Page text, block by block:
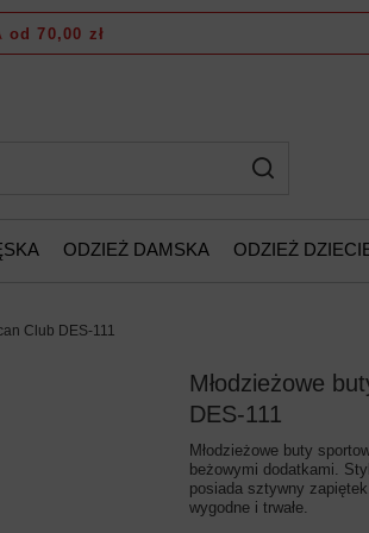
od 70,00 zł
ODZIEŻ DAMSKA ODZIEŻ
Club DES-111
Młodzieżowe
DES-111
Młodzieżowe buty
beżowymi dodatkami.
posiada sztywny
wygodne i trwałe.